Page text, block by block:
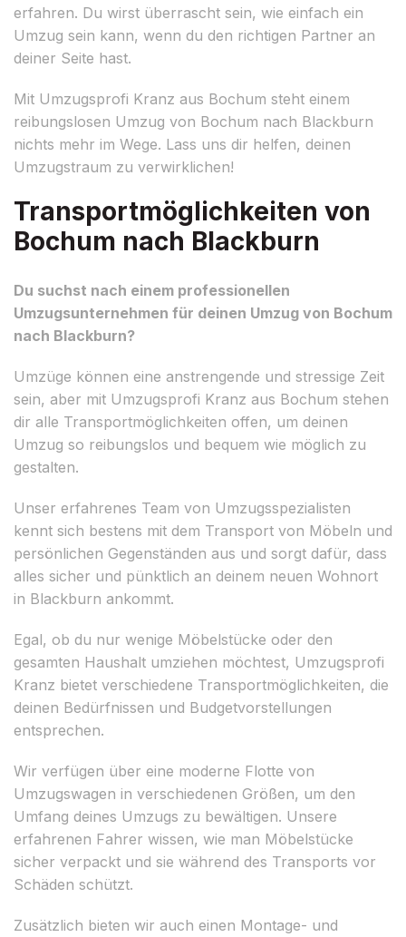
erfahren. Du wirst überrascht sein, wie einfach ein
Umzug sein kann, wenn du den richtigen Partner an
deiner Seite hast.
Mit Umzugsprofi Kranz aus Bochum steht einem
reibungslosen Umzug von Bochum nach Blackburn
nichts mehr im Wege. Lass uns dir helfen, deinen
Umzugstraum zu verwirklichen!
Transportmöglichkeiten von
Bochum nach Blackburn
Du suchst nach einem professionellen
Umzugsunternehmen für deinen Umzug von Bochum
nach Blackburn?
Umzüge können eine anstrengende und stressige Zeit
sein, aber mit Umzugsprofi Kranz aus Bochum stehen
dir alle Transportmöglichkeiten offen, um deinen
Umzug so reibungslos und bequem wie möglich zu
gestalten.
Unser erfahrenes Team von Umzugsspezialisten
kennt sich bestens mit dem Transport von Möbeln und
persönlichen Gegenständen aus und sorgt dafür, dass
alles sicher und pünktlich an deinem neuen Wohnort
in Blackburn ankommt.
Egal, ob du nur wenige Möbelstücke oder den
gesamten Haushalt umziehen möchtest, Umzugsprofi
Kranz bietet verschiedene Transportmöglichkeiten, die
deinen Bedürfnissen und Budgetvorstellungen
entsprechen.
Wir verfügen über eine moderne Flotte von
Umzugswagen in verschiedenen Größen, um den
Umfang deines Umzugs zu bewältigen. Unsere
erfahrenen Fahrer wissen, wie man Möbelstücke
sicher verpackt und sie während des Transports vor
Schäden schützt.
Zusätzlich bieten wir auch einen Montage- und